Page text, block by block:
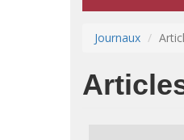
Journaux